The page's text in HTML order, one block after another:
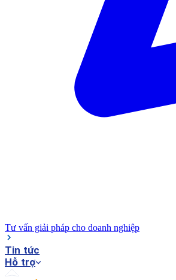
Tư vấn giải pháp cho doanh nghiệp
Tin tức
Hỗ trợ